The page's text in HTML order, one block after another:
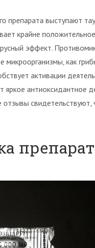
препарата выступают
крайне
эффект.
микроорганизмы, как
активации
яркое антиоксидантное